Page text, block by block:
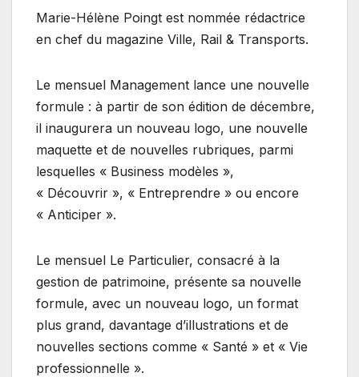
Marie-Hélène Poingt est nommée rédactrice
en chef du magazine Ville, Rail & Transports.
Le mensuel Management lance une nouvelle
formule : à partir de son édition de décembre,
il inaugurera un nouveau logo, une nouvelle
maquette et de nouvelles rubriques, parmi
lesquelles « Business modèles »,
« Découvrir », « Entreprendre » ou encore
« Anticiper ».
Le mensuel Le Particulier, consacré à la
gestion de patrimoine, présente sa nouvelle
formule, avec un nouveau logo, un format
plus grand, davantage d’illustrations et de
nouvelles sections comme « Santé » et « Vie
professionnelle ».